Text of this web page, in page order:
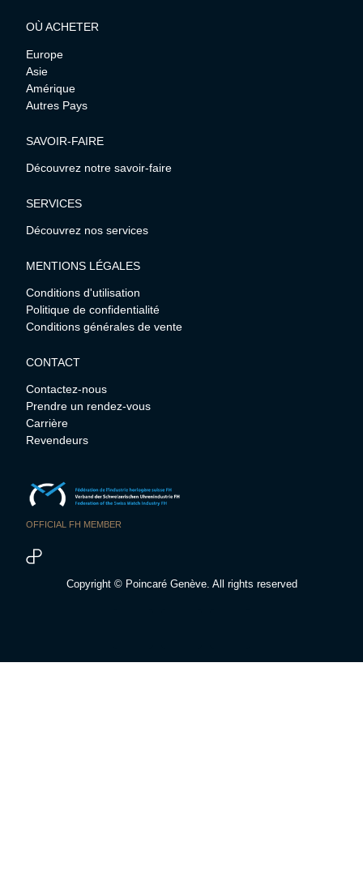
OÙ ACHETER
Europe
Asie
Amérique
Autres Pays
SAVOIR-FAIRE
Découvrez notre savoir-faire
SERVICES
Découvrez nos services
MENTIONS LÉGALES
Conditions d'utilisation
Politique de confidentialité
Conditions générales de vente
CONTACT
Contactez-nous
Prendre un rendez-vous
Carrière
Revendeurs
OFFICIAL FH MEMBER
Copyright © Poincaré Genève. All rights reserved